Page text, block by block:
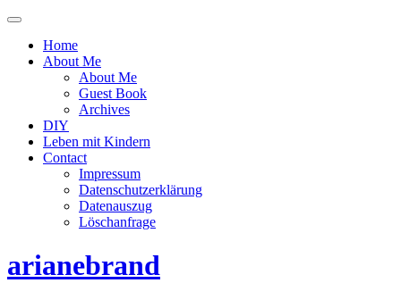
Menü
oder
ausblenden
Home
About Me
About Me
Guest Book
Archives
DIY
Leben mit Kindern
Contact
Impressum
Datenschutzerklärung
Datenauszug
Löschanfrage
arianebrand